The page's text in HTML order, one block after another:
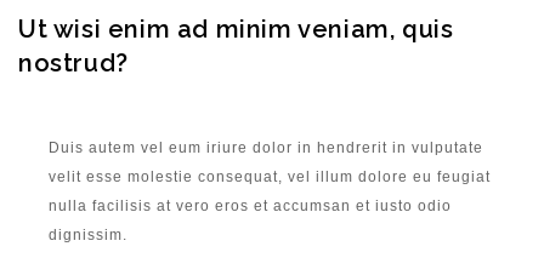
Ut wisi enim ad minim veniam, quis
nostrud?
Duis autem vel eum iriure dolor in hendrerit in vulputate
velit esse molestie consequat, vel illum dolore eu feugiat
nulla facilisis at vero eros et accumsan et iusto odio
dignissim.